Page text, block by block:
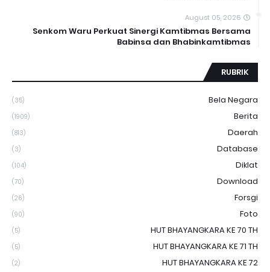
August 05, 2026
Senkom Waru Perkuat Sinergi Kamtibmas Bersama
Babinsa dan Bhabinkamtibmas
RUBRIK
Bela Negara
(35)
Berita
(1909)
Daerah
(813)
Database
(3)
Diklat
(104)
Download
(70)
Forsgi
(26)
Foto
(90)
HUT BHAYANGKARA KE 70 TH
(5)
HUT BHAYANGKARA KE 71 TH
(5)
HUT BHAYANGKARA KE 72
(2)